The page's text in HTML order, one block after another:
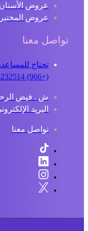
عروض الأسنان
عروض المختبر
تواصل معنا
تحتاج للمساعدة؟
ش . فيض الرحمة -
البريد الإلكتروني: help@tabibgroupapp.com
تواصل معنا